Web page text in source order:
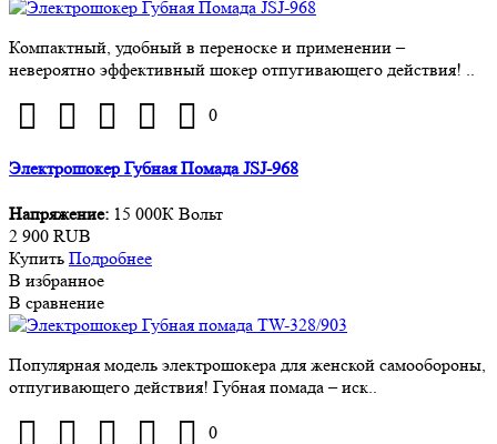
Компактный, удобный в переноске и применении –
невероятно эффективный шокер отпугивающего действия! ..
0
Электрошокер Губная Помада JSJ-968
Напряжение: 15 000К Вольт
2 900 RUB
Купить Подробнее
В избранное
В сравнение
Популярная модель электрошокера для женской самообороны,
отпугивающего действия! Губная помада – иск..
0